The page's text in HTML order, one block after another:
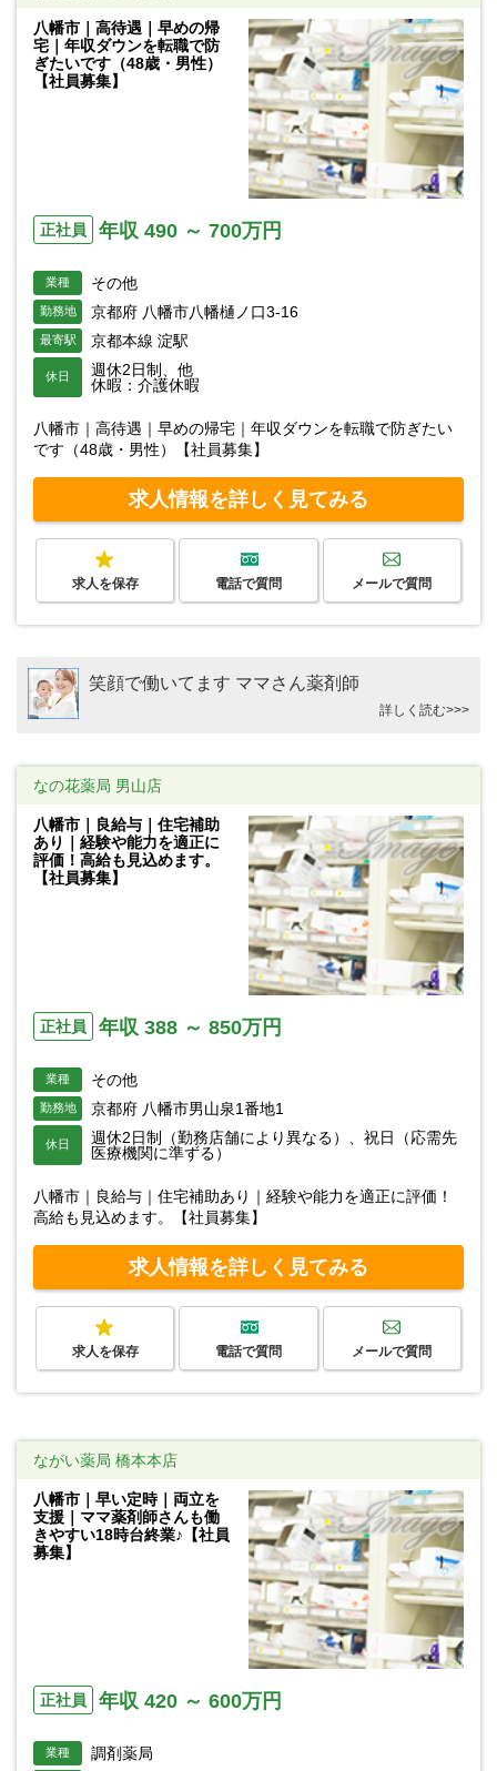
八幡市｜高待遇｜早めの帰
宅｜年収ダウンを転職で防
ぎたいです（48歳・男性）
【社員募集】
正社員 年収 490 ～ 700万円
業種 その他
勤務地 京都府 八幡市八幡樋ノ口3-16
最寄駅 京都本線 淀駅
休日
週休2日制、他
休暇：介護休暇
八幡市｜高待遇｜早めの帰宅｜年収ダウンを転職で防ぎたい
です（48歳・男性）【社員募集】
求人情報を詳しく見てみる
求人を保存 電話で質問 メールで質問
笑顔で働いてます ママさん薬剤師
詳しく読む>>>
なの花薬局 男山店
八幡市｜良給与｜住宅補助
あり｜経験や能力を適正に
評価！高給も見込めます。
【社員募集】
正社員 年収 388 ～ 850万円
業種 その他
勤務地 京都府 八幡市男山泉1番地1
休日
週休2日制（勤務店舗により異なる）、祝日（応需先
医療機関に準ずる）
八幡市｜良給与｜住宅補助あり｜経験や能力を適正に評価！
高給も見込めます。【社員募集】
求人情報を詳しく見てみる
求人を保存 電話で質問 メールで質問
ながい薬局 橋本本店
八幡市｜早い定時｜両立を
支援｜ママ薬剤師さんも働
きやすい18時台終業♪【社員
募集】
正社員 年収 420 ～ 600万円
業種 調剤薬局